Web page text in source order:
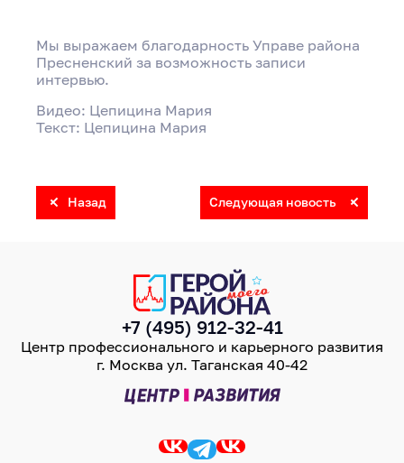
Мы выражаем благодарность Управе района
Пресненский за возможность записи
интервью.
Видео: Цепицина Мария
Текст: Цепицина Мария
Назад Следующая новость
+7 (495) 912-32-41
Центр профессионального и карьерного развития
г. Москва ул. Таганская 40-42